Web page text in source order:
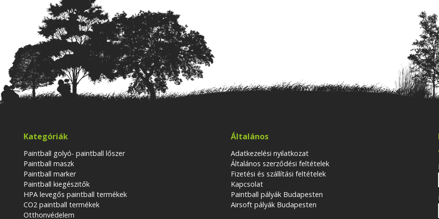
Kategóriák
Paintball golyó- paintball lőszer
Paintball maszk
Paintball marker
Paintball kiegészitők
HPA levegős paintball termékek
CO2 paintball termékek
Otthonvédelem
Általános
Adatkezelési nyilatkozat
Általános szerződési feltételek
Fizetési és szállítási feltételek
Kapcsolat
Paintball pályák Budapesten
Airsoft pályák Budapesten